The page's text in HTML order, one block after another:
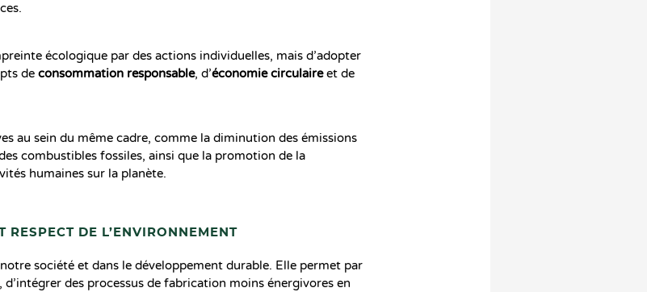
écologique par des actions individuelles, mais d’adopter
de consommation responsable, d’économie circulaireet de
au sein du même cadre, comme la diminution des émissions
combustibles fossiles, ainsi que la promotion de la
humaines sur la planète.
RESPECT DE L’ENVIRONNEMENT
société et dans le développement durable. Elle permet par
, d’intégrer des processus de fabrication moins énergivores en